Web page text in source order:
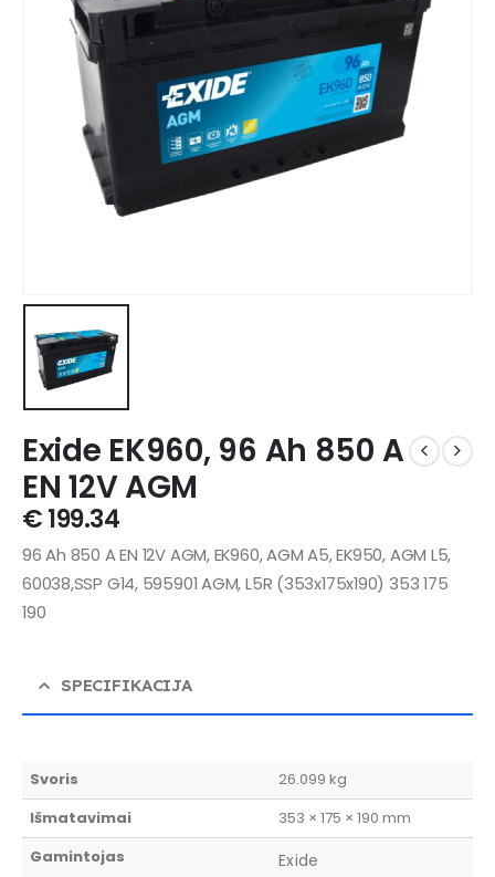
Exide EK960, 96 Ah 850 A
EN 12V AGM
€199.34
96 Ah 850 A EN 12V AGM, EK960, AGM A5, EK950, AGM L5,
60038,SSP G14, 595901 AGM, L5R (353x175x190) 353 175
190
SPECIFIKACIJA
Svoris
26.099 kg
Išmatavimai
353 × 175 × 190 mm
Gamintojas
Exide